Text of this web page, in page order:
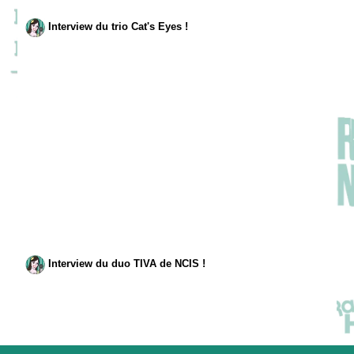
Interview du trio Cat's Eyes !
Interview du duo TIVA de NCIS !